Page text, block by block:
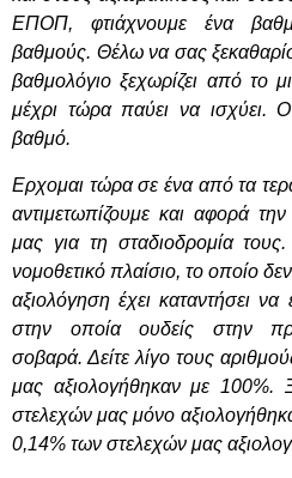
ΕΠΟΠ, φτιάχνουμε ένα
βαθμούς. Θέλω να σας
βαθμολόγιο ξεχωρίζει από το
μέχρι τώρα παύει να ισχύει.
βαθμό.
Ερχομαι τώρα σε ένα από τα
αντιμετωπίζουμε και αφορά
μας για τη σταδιοδρομία
νομοθετικό πλαίσιο, το οποίο
αξιολόγηση έχει καταντήσει να
στην οποία ουδείς στην
σοβαρά. Δείτε λίγο τους
μας αξιολογήθηκαν με
στελεχών μας μόνο
0,14% των στελεχών μας